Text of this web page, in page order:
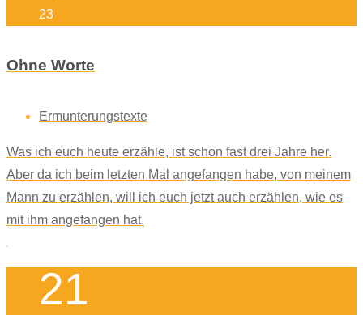
23
Ohne Worte
Ermunterungstexte
Was ich euch heute erzähle, ist schon fast drei Jahre her.
Aber da ich beim letzten Mal angefangen habe, von meinem
Mann zu erzählen, will ich euch jetzt auch erzählen, wie es
mit ihm angefangen hat.
21